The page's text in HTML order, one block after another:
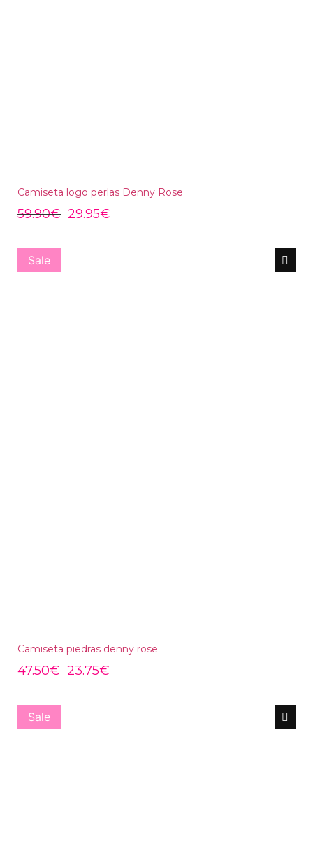
Camiseta logo perlas Denny Rose
59.90€ 29.95€
Sale
Camiseta piedras denny rose
47.50€ 23.75€
Sale